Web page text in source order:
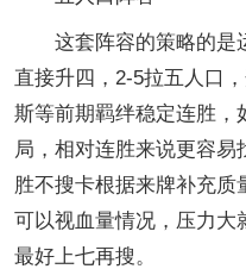
这套阵容的策略的是
直接升四，2-5拉五人口
斯等前期羁绊稳定连胜，
局，相对连胜来说更容
胜不搜卡根据来牌补充质
可以视血量情况，压力大
最好上七再搜。